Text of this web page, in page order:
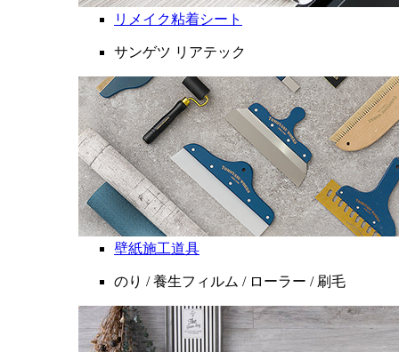
リメイク粘着シート
サンゲツ リアテック
壁紙施工道具
のり / 養生フィルム / ローラー / 刷毛